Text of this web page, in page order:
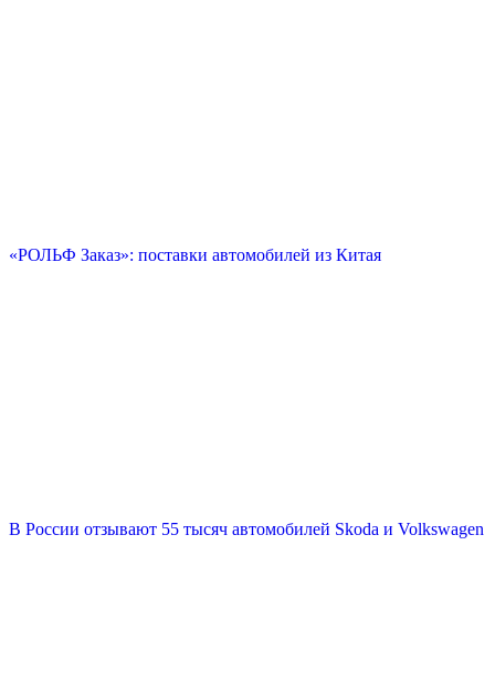
«РОЛЬФ Заказ»: поставки автомобилей из Китая
В России отзывают 55 тысяч автомобилей Skoda и Volkswagen